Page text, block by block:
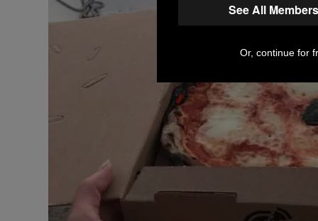
See All
Or, continue for